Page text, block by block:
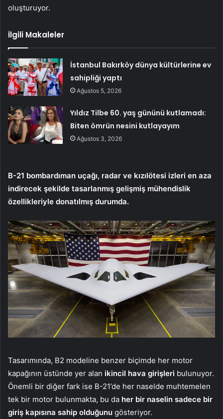
oluşturuyor.
İlgili Makaleler
İstanbul Bakırköy dünya kültürlerine ev
sahipliği yaptı
Ağustos 5, 2026
Yıldız Tilbe 60. yaş gününü kutlamadı:
Biten ömrün nesini kutlayayım
Ağustos 3, 2026
B-21 bombardıman uçağı, radar ve kızılötesi izleri en aza
indirecek şekilde tasarlanmış gelişmiş mühendislik
özellikleriyle donatılmış durumda.
Tasarımında, B2 modeline benzer biçimde her motor
kapağının üstünde yer alan ikincil hava girişleri bulunuyor.
Önemli bir diğer fark ise B-21’de her naselde muhtemelen
tek bir motor bulunmakta, bu da her bir naselin sadece bir
giriş kapısına sahip olduğunu gösteriyor.